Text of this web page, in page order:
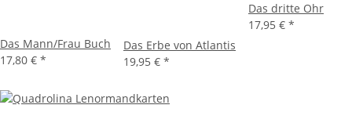
Das Mann/Frau Buch
17,80 € *
Das Erbe von Atlantis
19,95 € *
Das dritte Ohr
17,95 € *